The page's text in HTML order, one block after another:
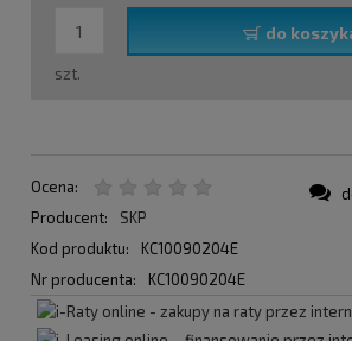
szt.
do
Ocena:
Producent:
SKP
Kod produktu:
KC10090204E
Nr producenta:
KC10090204E